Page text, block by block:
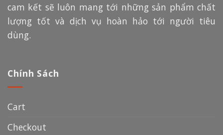
cam kết sẽ luôn mang tới những sản phẩm chất
lượng tốt và dịch vụ hoàn hảo tới người tiêu
dùng.
Chính Sách
Cart
Checkout